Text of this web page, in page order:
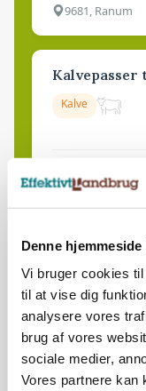
Denne
Vi bruger cookies
til at vise dig
analysere vores
brug af vores
sociale medier,
Vores partnere kan
9681, Ranum
Kalvepasser
Kalve
9670, Løgstør